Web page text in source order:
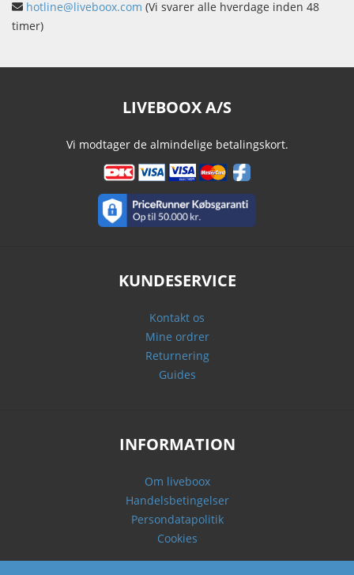
hotline@liveboox.com (Vi svarer alle hverdage inden 48
timer)
LIVEBOOX A/S
Vi modtager de almindelige betalingskort.
KUNDESERVICE
Kontakt os
Mine ordrer
Returnering
Guides
INFORMATION
Om liveboox
Handelsbetingelser
Persondatapolitik
Cookies